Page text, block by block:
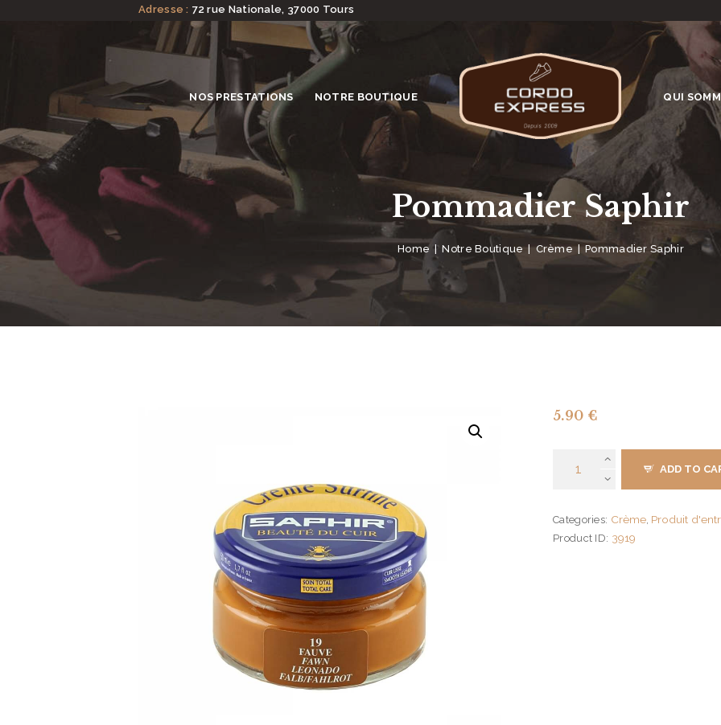
Adresse : 72 rue Nationale, 37000 Tours
NOS PRESTATIONS NOTRE BOUTIQUE QUI
Pommadier Saphir
Home Notre Boutique Crème Pommadier Saphir
5.90 €
Pommadier
Saphir
ADD TO
Categories: Crème, Produit
Product ID: 3919